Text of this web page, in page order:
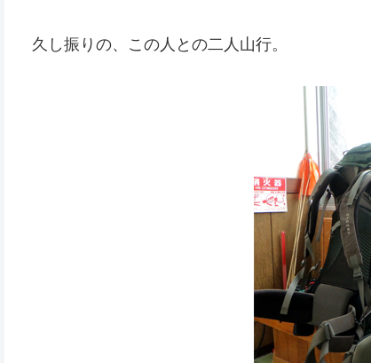
久し振りの、この人との二人山行。